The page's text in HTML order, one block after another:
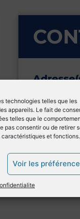
technologies telles que les
appareils. Le fait de
telles que le
pas consentir ou de retirer
et fonctions.
Voir les
1655
13180
Gérant
Quentin
+33 (0)9